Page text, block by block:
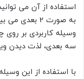
استفاده از آن می
وسیله کاربردی بر روی
سه بعدی، لذت دیدن
با استفاده از این